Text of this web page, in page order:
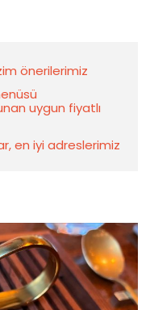
önerilerimiz
uygun fiyatlı
en iyi adreslerimiz